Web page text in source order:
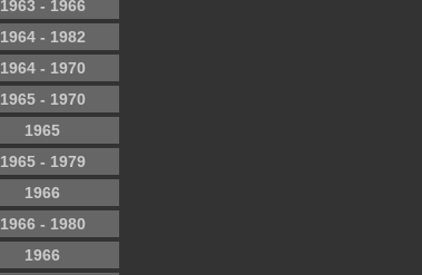
1963 - 1966
1964 - 1982
1964 - 1970
1965 - 1970
1965
1965 - 1979
1966
1966 - 1980
1966